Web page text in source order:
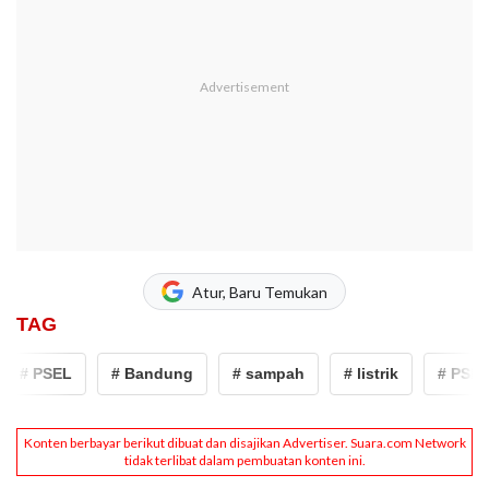
Atur, Baru Temukan
TAG
# PSEL # Bandung # sampah # listrik # PSEL